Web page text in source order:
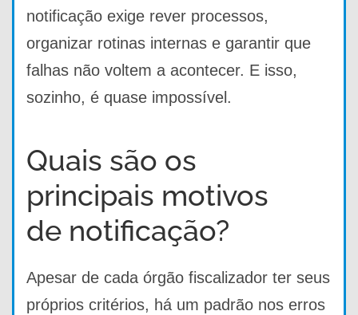
notificação exige rever processos,
organizar rotinas internas e garantir que
falhas não voltem a acontecer. E isso,
sozinho, é quase impossível.
Quais são os
principais motivos
de notificação?
Apesar de cada órgão fiscalizador ter seus
próprios critérios, há um padrão nos erros